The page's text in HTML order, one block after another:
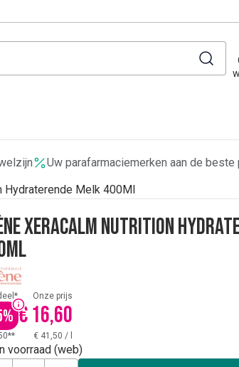
0
Uw parafarmaciemerken aan de beste
Hydraterende Melk 400Ml
Xeracalm Nutrition
%
Onze prijs
€ 16,60
€ 41,50 /
voorraad (web)